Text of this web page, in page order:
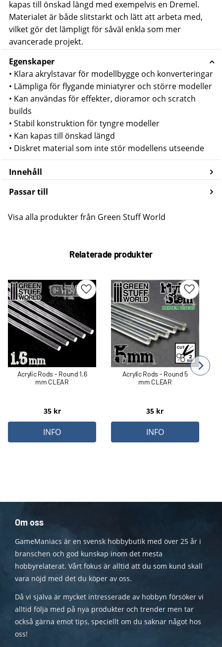
kapas till önskad längd med exempelvis en Dremel.
Materialet är både slitstarkt och lätt att arbeta med,
vilket gör det lämpligt för såväl enkla som mer
avancerade projekt.
Egenskaper
• Klara akrylstavar för modellbygge och konverteringar
• Lämpliga för flygande miniatyrer och större modeller
• Kan användas för effekter, dioramor och scratch
builds
• Stabil konstruktion för tyngre modeller
• Kan kapas till önskad längd
• Diskret material som inte stör modellens utseende
Innehåll
Passar till
Visa alla produkter från Green Stuff World
Relaterade produkter
Acrylic Rods - Round 1.6
mm CLEAR
35kr
Lägg till i favoriter
INFO
Acrylic Rods - Round 5
mm CLEAR
35 kr
Lägg till
INFO
Om oss
GameManiacs är en svensk hobbybutik med över 25 år i
branschen och god kunskap inom det mesta
hobbyrelaterat. Vårt fokus är alltid att du som kund skall
vara nöjd med det du köper av oss.
Då vi själva är mycket intresserade av hobbyn försöker vi
alltid följa med på nya produkter och trender men tar
också gärna emot tips, speciellt om du saknar något hos
oss!